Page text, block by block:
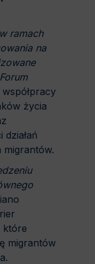
ramach
na
życia
migrantów.
które
migrantów